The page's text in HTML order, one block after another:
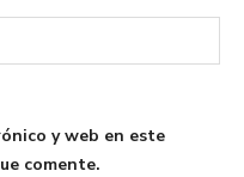
y web en este
comente.